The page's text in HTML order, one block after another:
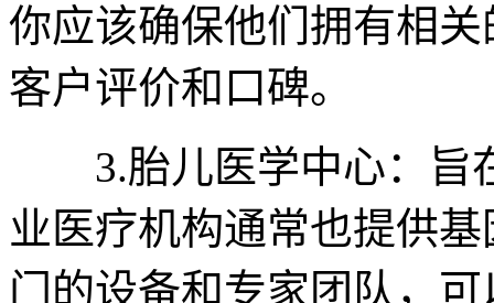
你应该确保他们拥有相
客户评价和口碑。
3.胎儿医学中心：旨
业医疗机构通常也提供
门的设备和专家团队，